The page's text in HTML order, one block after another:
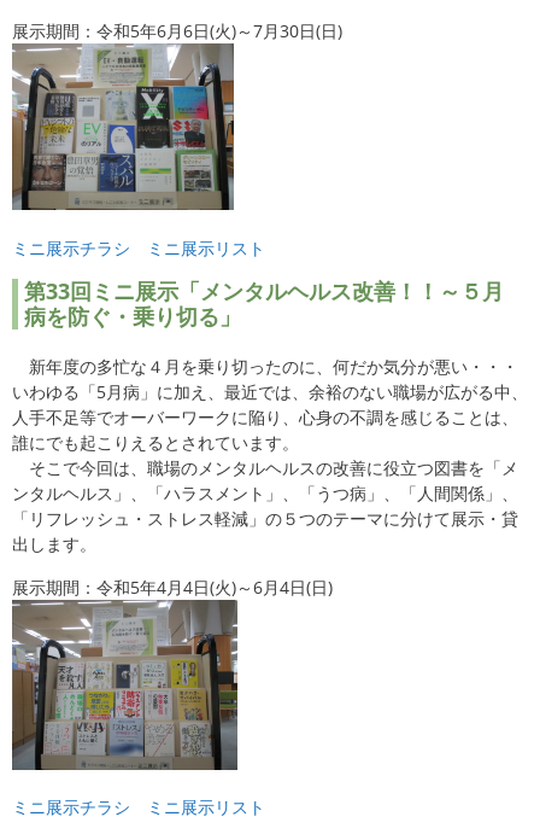
展示期間：令和5年6月6日(火)～7月30日(日)
ミニ展示チラシ ミニ展示リスト
第33回ミニ展示「メンタルヘルス改善！！～５月
病を防ぐ・乗り切る」
新年度の多忙な４月を乗り切ったのに、何だか気分が悪い・・・
いわゆる「5月病」に加え、最近では、余裕のない職場が広がる中、
人手不足等でオーバーワークに陥り、心身の不調を感じることは、
誰にでも起こりえるとされています。
そこで今回は、職場のメンタルヘルスの改善に役立つ図書を「メ
ンタルヘルス」、「ハラスメント」、「うつ病」、「人間関係」、
「リフレッシュ・ストレス軽減」の５つのテーマに分けて展示・貸
出します。
展示期間：令和5年4月4日(火)～6月4日(日)
ミニ展示チラシ ミニ展示リスト